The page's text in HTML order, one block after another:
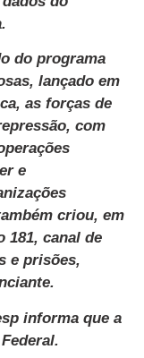
do programa
lançado em
as forças de
com
e
criou, em
181, canal de
e prisões,
informa que a